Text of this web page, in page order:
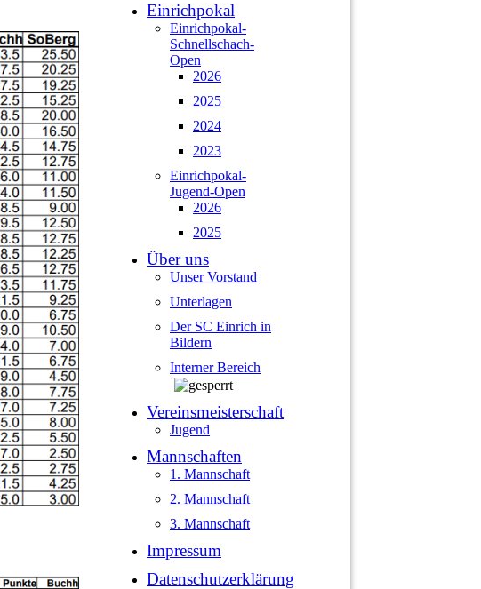
Einrichpokal
Einrichpokal-
Schnellschach-
Open
2026
2025
2024
2023
Einrichpokal-
Jugend-Open
2026
2025
Über uns
Unser Vorstand
Unterlagen
Der SC Einrich in
Bildern
Interner Bereich
Vereinsmeisterschaft
Jugend
Mannschaften
1. Mannschaft
2. Mannschaft
3. Mannschaft
Impressum
Datenschutzerklärung